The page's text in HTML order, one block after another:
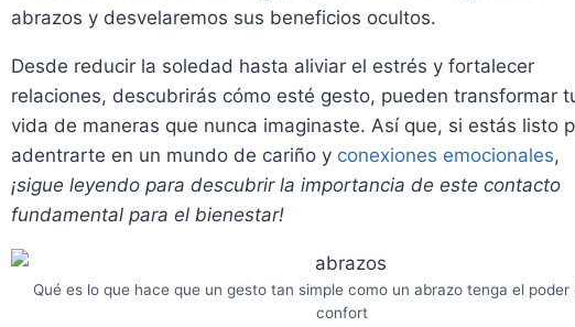
abrazos y desvelaremos sus beneficios ocultos.
Desde reducir la soledad hasta aliviar el estrés y fortalecer
relaciones, descubrirás cómo esté gesto, pueden transformar
vida de maneras que nunca imaginaste. Así que, si estás listo
adentrarte en un mundo de cariño y conexiones emocionales,
¡sigue leyendo para descubrir la importancia de este contacto
fundamental para el bienestar!
Qué es lo que hace que un gesto tan simple como un abrazo tenga el poder
confort